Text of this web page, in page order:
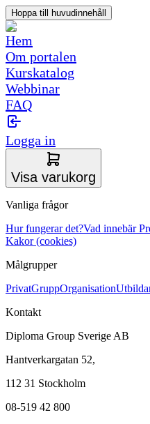
Hoppa till huvudinnehåll
Hem
Om portalen
Kurskatalog
Webbinar
FAQ
Logga in
Visa varukorg
Vanliga frågor
Hur fungerar det?Vad innebär
Kakor (cookies)
Målgrupper
PrivatGruppOrganisation
Kontakt
Diploma Group Sverige AB
Hantverkargatan 52,
112 31 Stockholm
08-519 42 800